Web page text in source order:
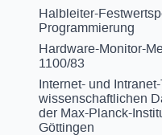
Halbleiter-
Programmierung
Hardware-Monitor-
1100/83
Internet- und
wissenschaftlichen
der Max-Planck-
Göttingen